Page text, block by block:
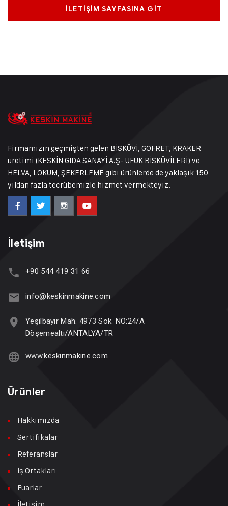
İLETİŞİM SAYFASINA GİT
Firmamızın geçmişten gelen BİSKÜVİ, GOFRET, KRAKER
üretimi (KESKİN GIDA SANAYİ A.Ş- UFUK BİSKÜVİLERİ) ve
HELVA, LOKUM, ŞEKERLEME gibi ürünlerde de yaklaşık 150
yıldan fazla tecrübemizle hizmet vermekteyiz.
İletişim
+90 544 419 31 66
info@keskinmakine.com
Yeşilbayır Mah. 4973 Sok. NO:24/A
Döşemealtı/ANTALYA/TR
www.keskinmakine.com
Ürünler
Hakkımızda
Sertifikalar
Referanslar
İş Ortakları
Fuarlar